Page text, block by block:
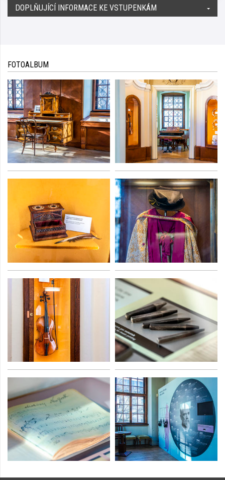
DOPLŇUJÍCÍ INFORMACE KE VSTUPENKÁM
FOTOALBUM